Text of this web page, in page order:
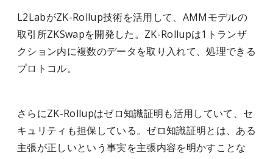
L2LabがZK-Rollup技術を活用して、AMMモデルの
取引所ZKSwapを開発した。ZK-Rollupは1トランザ
クション内に複数のデータを取り入れて、処理できる
プロトコル。
さらにZK-Rollupはゼロ知識証明も活用していて、セ
キュリティも担保している。ゼロ知識証明とは、ある
主張が正しいという事実を主張内容を明かすことな